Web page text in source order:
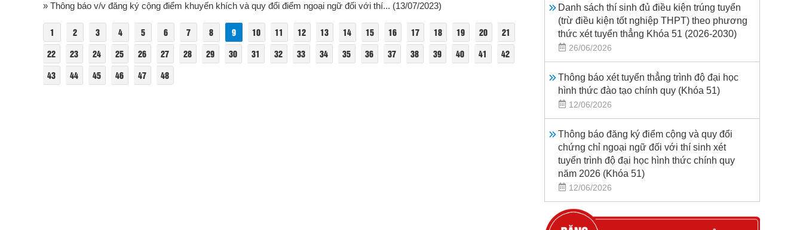
» Thông báo v/v đăng ký cộng điểm khuyến khích và quy đổi điểm ngoại ngữ đối với thí... (13/07/2023)
1 2 3 4 5 6 7 8 9 10 11 12 13 14 15 16 17 18 19 20
21
22
23 24 25 26 27 28 29 30 31 32 33 34 35 36 37 38 39 40 41
42
43
44 45 46 47 48
Danh sách thí sinh đủ điều kiện trúng tuyển
(trừ điều kiện tốt nghiệp THPT) theo phương
thức xét tuyển thẳng Khóa 51 (2026-2030)
26/06/2026
Thông báo xét tuyển thẳng trình độ đại học
hình thức đào tạo chính quy (Khóa 51)
12/06/2026
Thông báo đăng ký điểm cộng và quy đổi
chứng chỉ ngoại ngữ đối với thí sinh xét
tuyển trình độ đại học hình thức chính quy
năm 2026 (Khóa 51)
12/06/2026